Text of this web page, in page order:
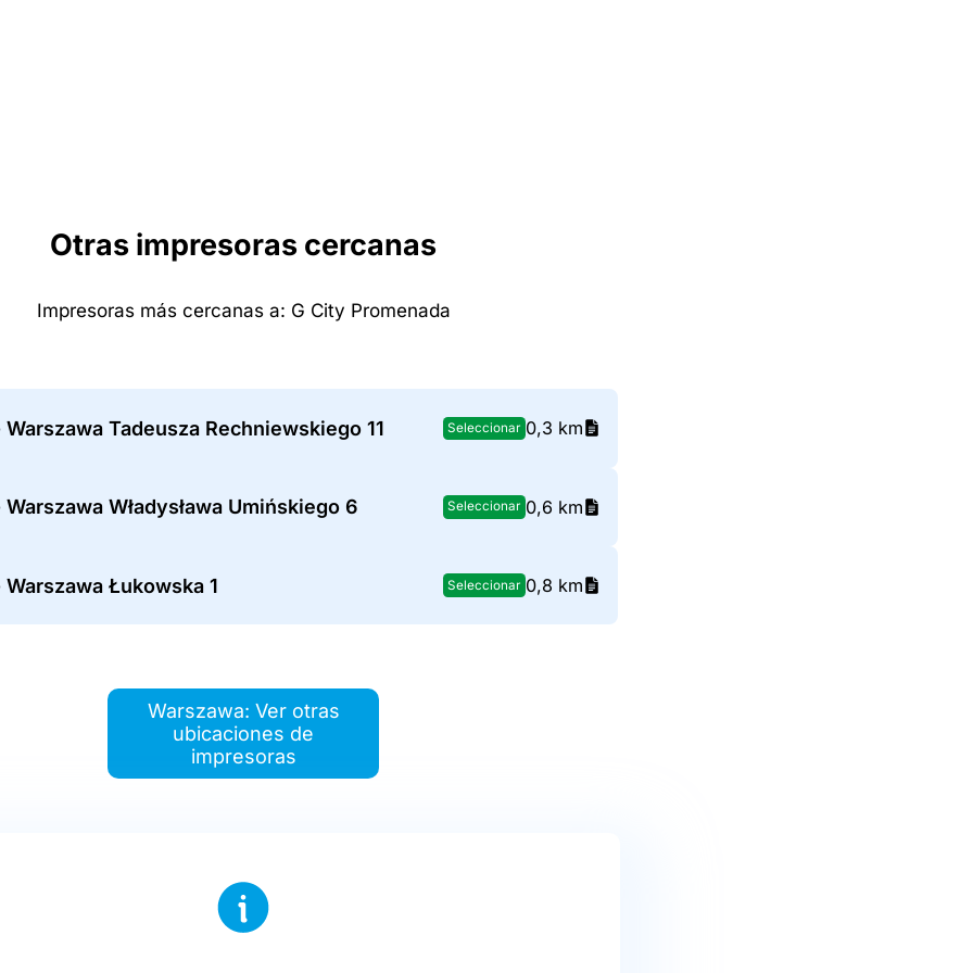
Otras impresoras cercanas
Impresoras más cercanas a: G City Promenada
Warszawa Tadeusza Rechniewskiego 11 Seleccionar 0,3 km
Władysława Umińskiego 6 Seleccionar 0,6 km
Warszawa Łukowska 1 Seleccionar 0,8 km
Warszawa: Ver otras
ubicaciones de
impresoras